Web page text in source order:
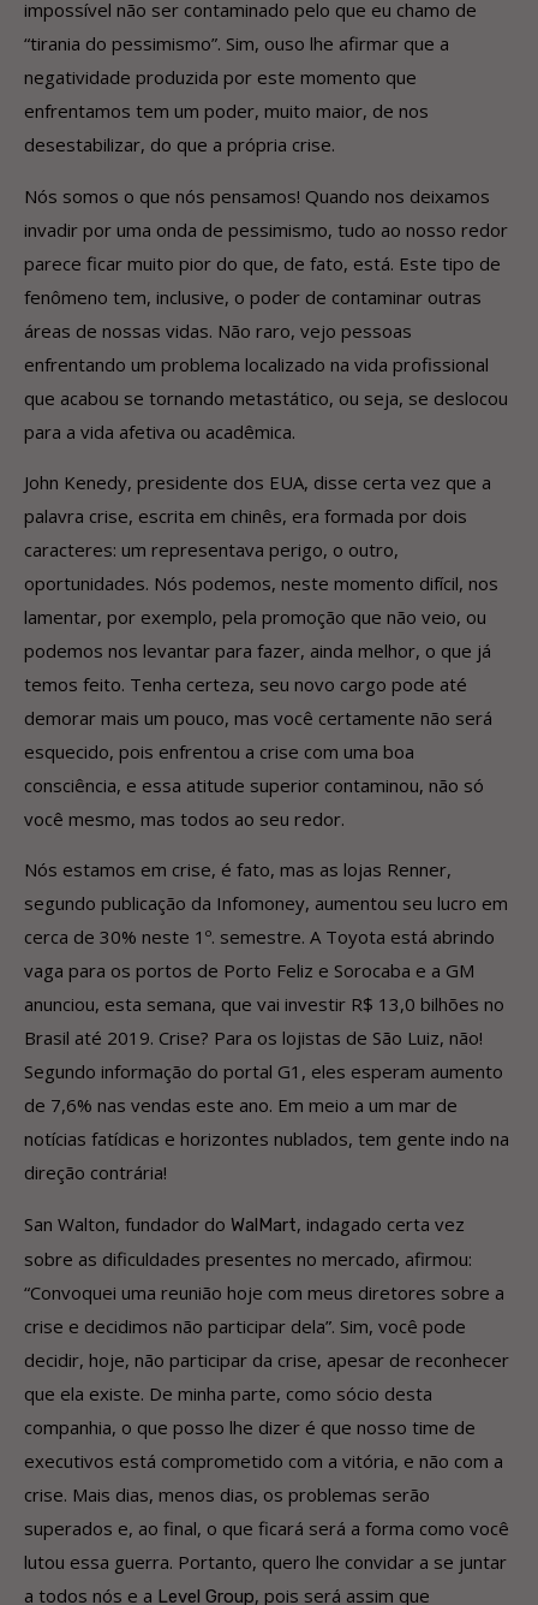
impossível não ser contaminado pelo que eu chamo de
“tirania do pessimismo”. Sim, ouso lhe afirmar que a
negatividade produzida por este momento que
enfrentamos tem um poder, muito maior, de nos
desestabilizar, do que a própria crise.
Nós somos o que nós pensamos! Quando nos deixamos
invadir por uma onda de pessimismo, tudo ao nosso redor
parece ficar muito pior do que, de fato, está. Este tipo de
fenômeno tem, inclusive, o poder de contaminar outras
áreas de nossas vidas. Não raro, vejo pessoas
enfrentando um problema localizado na vida profissional
que acabou se tornando metastático, ou seja, se deslocou
para a vida afetiva ou acadêmica.
John Kenedy, presidente dos EUA, disse certa vez que a
palavra crise, escrita em chinês, era formada por dois
caracteres: um representava perigo, o outro,
oportunidades. Nós podemos, neste momento difícil, nos
lamentar, por exemplo, pela promoção que não veio, ou
podemos nos levantar para fazer, ainda melhor, o que já
temos feito. Tenha certeza, seu novo cargo pode até
demorar mais um pouco, mas você certamente não será
esquecido, pois enfrentou a crise com uma boa
consciência, e essa atitude superior contaminou, não só
você mesmo, mas todos ao seu redor.
Nós estamos em crise, é fato, mas as lojas Renner,
segundo publicação da Infomoney, aumentou seu lucro em
cerca de 30% neste 1º. semestre. A Toyota está abrindo
vaga para os portos de Porto Feliz e Sorocaba e a GM
anunciou, esta semana, que vai investir R$ 13,0 bilhões no
Brasil até 2019. Crise? Para os lojistas de São Luiz, não!
Segundo informação do portal G1, eles esperam aumento
de 7,6% nas vendas este ano. Em meio a um mar de
notícias fatídicas e horizontes nublados, tem gente indo na
direção contrária!
San Walton, fundador do WalMart, indagado certa vez
sobre as dificuldades presentes no mercado, afirmou:
“Convoquei uma reunião hoje com meus diretores sobre a
crise e decidimos não participar dela”. Sim, você pode
decidir, hoje, não participar da crise, apesar de reconhecer
que ela existe. De minha parte, como sócio desta
companhia, o que posso lhe dizer é que nosso time de
executivos está comprometido com a vitória, e não com a
crise. Mais dias, menos dias, os problemas serão
superados e, ao final, o que ficará será a forma como você
lutou essa guerra. Portanto, quero lhe convidar a se juntar
a todos nós e a Level Group, pois será assim que